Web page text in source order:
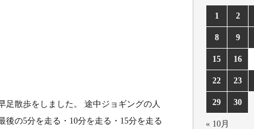
散歩をしました。 途中ジョギングの人
の5分を走る・10分を走る・15分を走る
1 2
8 9
15 16
22 23
29 30
« 10月